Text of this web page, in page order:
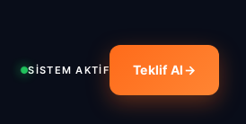
SİSTEM AKTİF Teklif Al→